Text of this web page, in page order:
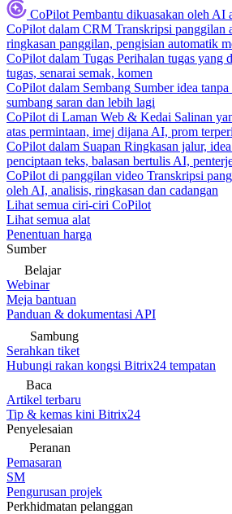
CoPilot Pembantu dikuasakan oleh AI
CoPilot dalam CRM Transkripsi panggilan
ringkasan panggilan, pengisian automatik
CoPilot dalam Tugas Perihalan tugas yang
tugas, senarai semak, komen
CoPilot dalam Sembang Sumber idea
sumbang saran dan lebih lagi
CoPilot di Laman Web & Kedai Salinan
atas permintaan, imej dijana AI, prom
CoPilot dalam Suapan Ringkasan jalur,
penciptaan teks, balasan bertulis AI,
CoPilot di panggilan video Transkripsi
oleh AI, analisis, ringkasan dan cadangan
Lihat semua ciri-ciri CoPilot
Lihat semua alat
Penentuan harga
Sumber
Belajar
Webinar
Meja bantuan
Panduan & dokumentasi API
Sambung
Serahkan tiket
Hubungi rakan kongsi Bitrix24 tempatan
Baca
Artikel terbaru
Tip & kemas kini Bitrix24
Penyelesaian
Peranan
Pemasaran
SM
Pengurusan projek
Perkhidmatan pelanggan